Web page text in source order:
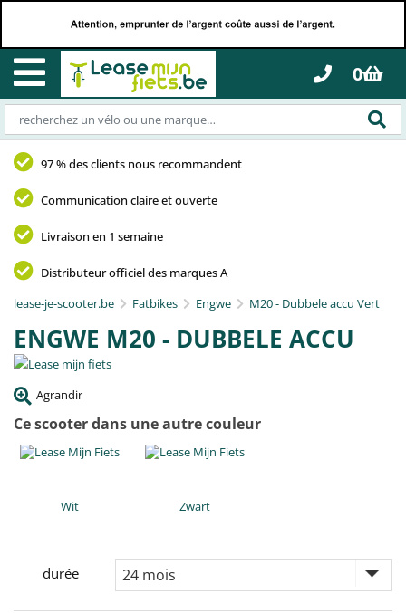
0
97 % des clients nous recommandent
Communication claire et ouverte
Livraison en 1 semaine
Distributeur officiel des marques A
lease-je-scooter.be
Fatbikes Engwe M20 - Dubbele accu Vert
ENGWE M20 - DUBBELE ACCU
Agrandir
Ce scooter dans une autre couleur
Wit Zwart
durée